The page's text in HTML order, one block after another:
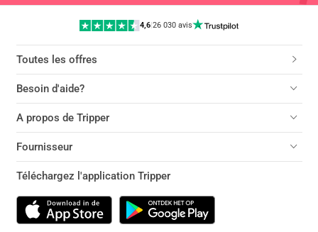
4,6 |26 030 avis
Toutes les offres
Besoin d'aide?
A propos de Tripper
Fournisseur
Téléchargez l'application Tripper